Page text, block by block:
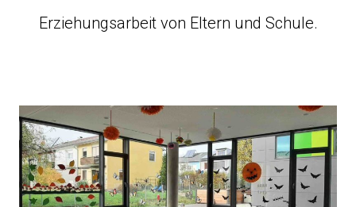
Erziehungsarbeit von Eltern und Schule.